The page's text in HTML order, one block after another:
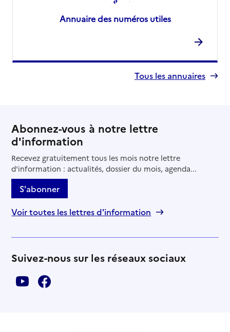
Annuaire des numéros utiles
Tous les annuaires
Abonnez-vous à notre lettre
d'information
Recevez gratuitement tous les mois notre lettre
d'information : actualités, dossier du mois, agenda...
S'abonner
Voir toutes les lettres d'information
Suivez-nous sur les réseaux sociaux